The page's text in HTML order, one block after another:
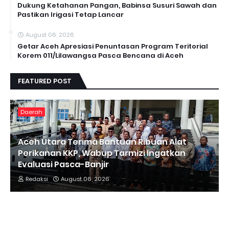
Dukung Ketahanan Pangan, Babinsa Susuri Sawah dan
Pastikan Irigasi Tetap Lancar
August 06, 2026
Getar Aceh Apresiasi Penuntasan Program Teritorial
Korem 011/Lilawangsa Pasca Bencana di Aceh ‎
FEATURED POST
Daerah
Aceh Utara Terima Bantuan Ribuan Alat
Perikanan KKP, Wabup Tarmizi Ingatkan
Evaluasi Pasca-Banjir
Redaksi August 06, 2026